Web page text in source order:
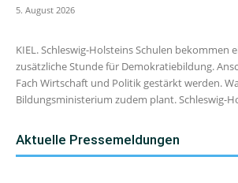
5. August 2026
KIEL. Schleswig-Holsteins Schulen bekommen
zusätzliche Stunde für Demokratiebildung.
Fach Wirtschaft und Politik gestärkt werden.
Bildungsministerium zudem plant. Schleswig-
Aktuelle Pressemeldungen